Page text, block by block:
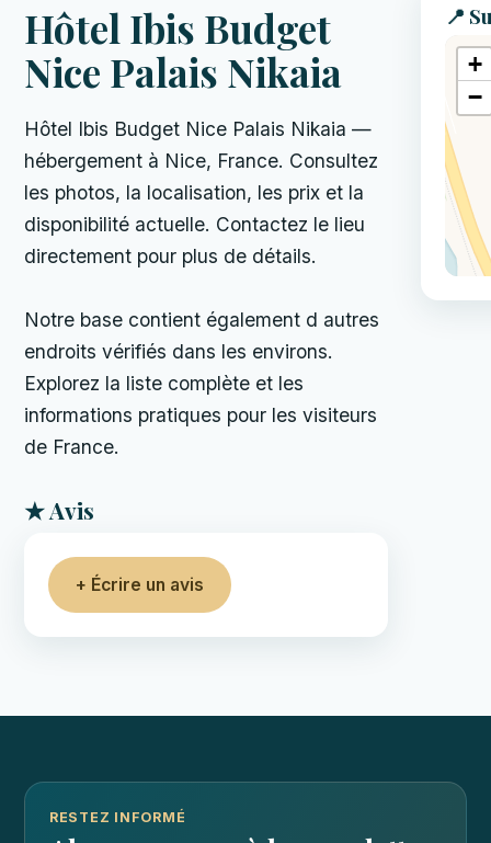
Hôtel Ibis Budget
Nice Palais Nikaia
Hôtel Ibis Budget Nice Palais Nikaia —
hébergement à Nice, France. Consultez
les photos, la localisation, les prix et la
disponibilité actuelle. Contactez le lieu
directement pour plus de détails.
Notre base contient également d autres
endroits vérifiés dans les environs.
Explorez la liste complète et les
informations pratiques pour les visiteurs
de France.
★ Avis
+ Écrire un avis
📍
+
−
RESTEZ INFORMÉ